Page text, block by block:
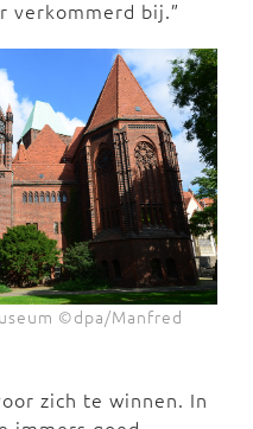
verkommerd bij.”
©dpa/Manfred
zich te winnen. In